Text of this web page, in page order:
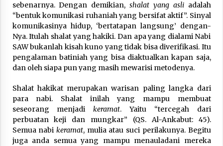
sebenarnya. Dengan demikian, shalat yang asliadalah
“bentuk komunikasi ruhaniah yang bersifat aktif”. Sinyal
komunikasinya hidup, ‘bertatapan langsung’ dengan-
Nya. Itulah shalat yang hakiki. Dan apa yang dialami Nabi
SAW bukanlah kisah kuno yang tidak bisa diverifikasi. Itu
pengalaman batiniah yang bisa diaktualkan kapan saja,
dan oleh siapa pun yang masih mewarisi metodenya.
Shalat hakikat merupakan warisan paling langka dari
para nabi. Shalat inilah yang mampu membuat
seseorang menjadikeramat. Yaitu “tercegah dari
perbuatan keji dan mungkar” (QS. Al-Ankabut: 45).
Semua nabi keramat, mulia atau suci perilakunya. Begitu
juga anda semua yang mampu menauladani mereka